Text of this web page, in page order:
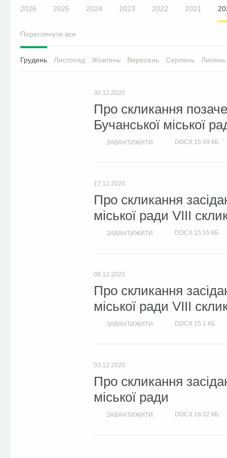
2026 2025 2024 2023 2022 2021
Переглянути все
Грудень Листопад Жовтень Вересень Серпень Липень
30.12.2020
Про скликання
Бучанської міської
ЗАВАНТИЖИТИ DOCX 15.49 КБ
17.12.2020
Про скликання
міської ради VIIІ
ЗАВАНТИЖИТИ DOCX 15.55 КБ
09.12.2020
Про скликання
міської ради VIIІ
ЗАВАНТИЖИТИ DOCX 15.1 КБ
03.12.2020
Про скликання
міської ради
ЗАВАНТИЖИТИ DOCX 16.02 КБ